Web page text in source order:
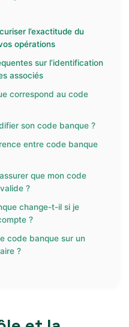
l’exactitude du
opérations
sur l’identification
associés
correspond au code
son code banque ?
entre code banque
que mon code
?
change-t-il si je
?
code banque sur un
?